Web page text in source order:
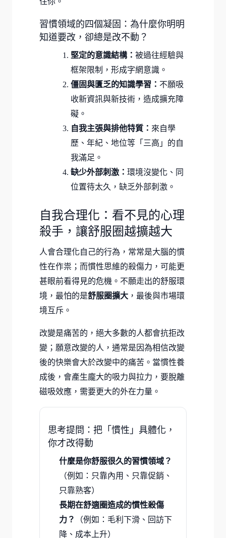
習慣領域的四個凝固：為什麼你明明
知道要改，卻總是改不動？
堅定的意識結構： 被過往經驗與
框架限制，形成字網意識。
僵固與匱乏的知識學習： 不願吸
收新資訊與新技術，造成擴充障
礙。
自我主張與排他特質： 來自學
歷、年紀、地位等「三高」的自
我滿足。
缺少外部刺激： 環境沒變化、同
位置待太久，缺乏外部刺激。
自我合理化：看不見的心理
殺手，讓舒服圈越擴越大
人會合理化自己的行為，常常是大腦的慣
性在作祟；而慣性思維的殺傷力，可能更
甚眼前看得見的危機。不願走出的舒服環
境，最怕的是舒服圈擴大 ，最後與市場環
境互斥。
改變是痛苦的，絕大多數的人都會抗拒改
變；願意改變的人，通常是因為相信改變
後的快樂會大於改變中的痛苦。當慣性養
成後，會產生龐大的吸力與拉力，要脫離
磁吸效應，需要更大的外在力量。
思考提問：把「慣性」具體化，
你才改得動
什麼是你舒服很久的習慣領域？
（例如：只靠內用、只靠促銷、
只靠熟客）
長期在舒適圈造成的慣性殺傷
力？
（例如：毛利下滑、回訪下
降、成本上升）